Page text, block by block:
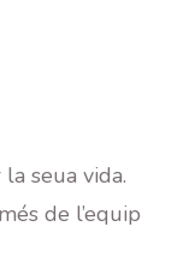
seua vida.
de l’equip